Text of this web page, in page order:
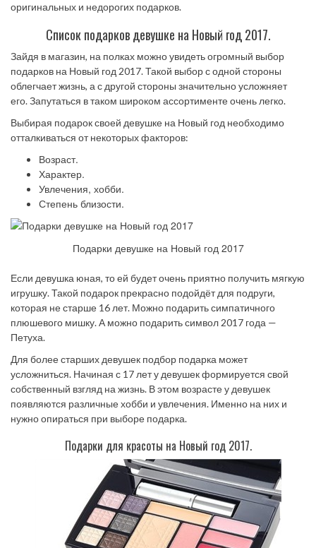
оригинальных и недорогих подарков.
Список подарков девушке на Новый год 2017.
Зайдя в магазин, на полках можно увидеть огромный выбор
подарков на Новый год 2017. Такой выбор с одной стороны
облегчает жизнь, а с другой стороны значительно усложняет
его. Запутаться в таком широком ассортименте очень легко.
Выбирая подарок своей девушке на Новый год необходимо
отталкиваться от некоторых факторов:
Возраст.
Характер.
Увлечения, хобби.
Степень близости.
Подарки девушке на Новый год 2017
Если девушка юная, то ей будет очень приятно получить мягкую
игрушку. Такой подарок прекрасно подойдёт для подруги,
которая не старше 16 лет. Можно подарить симпатичного
плюшевого мишку. А можно подарить символ 2017 года —
Петуха.
Для более старших девушек подбор подарка может
усложниться. Начиная с 17 лет у девушек формируется свой
собственный взгляд на жизнь. В этом возрасте у девушек
появляются различные хобби и увлечения. Именно на них и
нужно опираться при выборе подарка.
Подарки для красоты на Новый год 2017.